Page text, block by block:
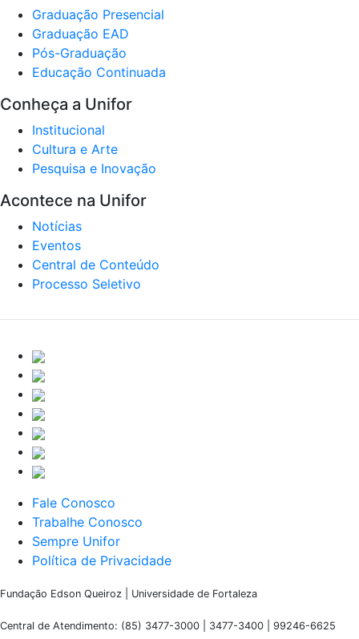
Graduação Presencial
Graduação EAD
Pós-Graduação
Educação Continuada
Conheça a Unifor
Institucional
Cultura e Arte
Pesquisa e Inovação
Acontece na Unifor
Notícias
Eventos
Central de Conteúdo
Processo Seletivo
Fale Conosco
Trabalhe Conosco
Sempre Unifor
Política de Privacidade
Fundação Edson Queiroz | Universidade de Fortaleza
Central de Atendimento: (85) 3477-3000 | 3477-3400 | 99246-6625